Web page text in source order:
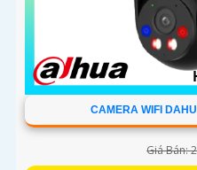
CAMERA WIFI
Giá Bán: